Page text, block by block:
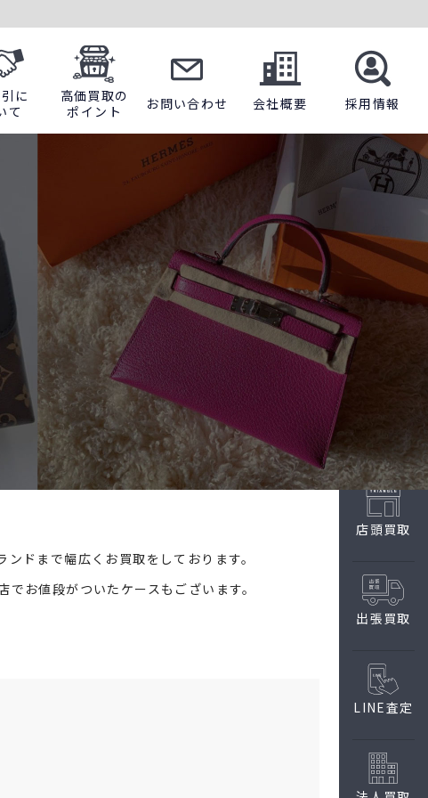
に
て
高価買取の
ポイント
お問い合わせ 会社概要 採用情報
店頭買取
出張買取
LINE査定
ドまで幅広くお買取をしております。
お値段がついたケースもございます。